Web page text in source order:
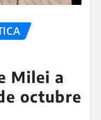
Milei a
octubre